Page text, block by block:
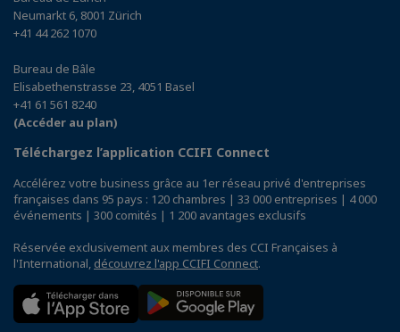
Neumarkt 6, 8001 Zürich
+41 44 262 1070
Bureau de Bâle
Elisabethenstrasse 23, 4051 Basel
+41 61 561 8240
(Accéder au plan)
Téléchargez l’application CCIFI Connect
Accélérez votre business grâce au 1er réseau privé d'entreprises
françaises dans 95 pays : 120 chambres | 33 000 entreprises | 4 000
événements | 300 comités | 1 200 avantages exclusifs
Réservée exclusivement aux membres des CCI Françaises à
l'International, découvrez l'app CCIFI Connect.